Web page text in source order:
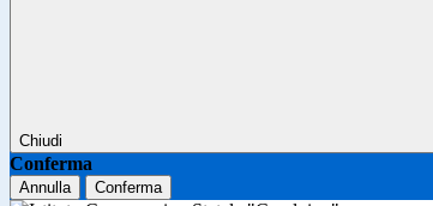
Chiudi
Conferma
Annulla Conferma